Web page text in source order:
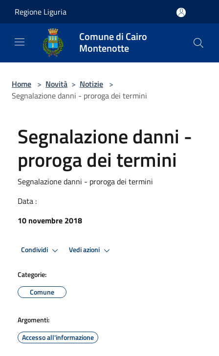
Regione Liguria
Comune di Cairo
Montenotte
Home > Novità > Notizie >
Segnalazione danni - proroga dei termini
Segnalazione danni -
proroga dei termini
Segnalazione danni - proroga dei termini
Data :
10 novembre 2018
Condividi Vedi azioni
Categorie:
Comune
Argomenti:
Accesso all'informazione